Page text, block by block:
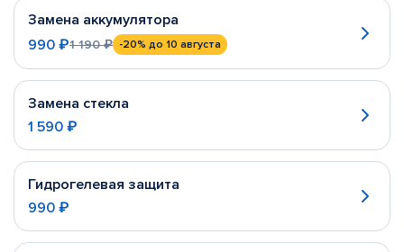
Замена аккумулятора
990 ₽1 190 ₽ -20% до 10 августа
Замена стекла
1 590 ₽
Гидрогелевая защита
990 ₽